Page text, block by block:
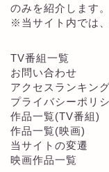
のみを紹介します。
※当サイト内では
TV番組一覧
お問い合わせ
アクセスランキング
プライバシーポリ
作品一覧(TV番組)
作品一覧(映画)
当サイトの変遷
映画作品一覧